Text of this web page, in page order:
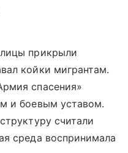
прикрыли
койки мигрантам.
спасения»
и боевым уставом.
считали
среда воспринимала